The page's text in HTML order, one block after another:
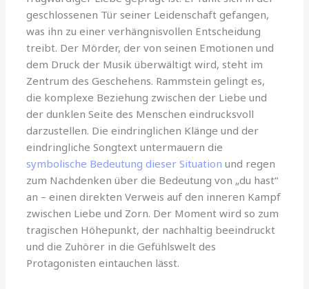
geschlossenen Tür seiner Leidenschaft gefangen,
was ihn zu einer verhängnisvollen Entscheidung
treibt. Der Mörder, der von seinen Emotionen und
dem Druck der Musik überwältigt wird, steht im
Zentrum des Geschehens. Rammstein gelingt es,
die komplexe Beziehung zwischen der Liebe und
der dunklen Seite des Menschen eindrucksvoll
darzustellen. Die eindringlichen Klänge und der
eindringliche Songtext untermauern die
symbolische Bedeutung dieser Situation und regen
zum Nachdenken über die Bedeutung von „du hast“
an – einen direkten Verweis auf den inneren Kampf
zwischen Liebe und Zorn. Der Moment wird so zum
tragischen Höhepunkt, der nachhaltig beeindruckt
und die Zuhörer in die Gefühlswelt des
Protagonisten eintauchen lässt.